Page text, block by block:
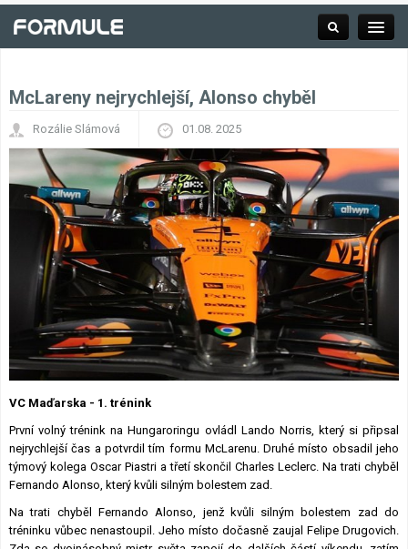
Závodní série
Kalendář F1
Výsledky F1
Týmy a jezdci F1
Okruhy F1
Lexikon F1
McLareny nejrychlejší, Alonso chyběl
Rozálie Slámová 01.08. 2025
VC Maďarska - 1. trénink
První volný trénink na Hungaroringu ovládl Lando Norris, který si připsal
nejrychlejší čas a potvrdil tím formu McLarenu. Druhé místo obsadil jeho
týmový kolega Oscar Piastri a třetí skončil Charles Leclerc. Na trati chyběl
Fernando Alonso, který kvůli silným bolestem zad.
Na trati chyběl Fernando Alonso, jenž kvůli silným bolestem zad do
tréninku vůbec nenastoupil. Jeho místo dočasně zaujal Felipe Drugovich.